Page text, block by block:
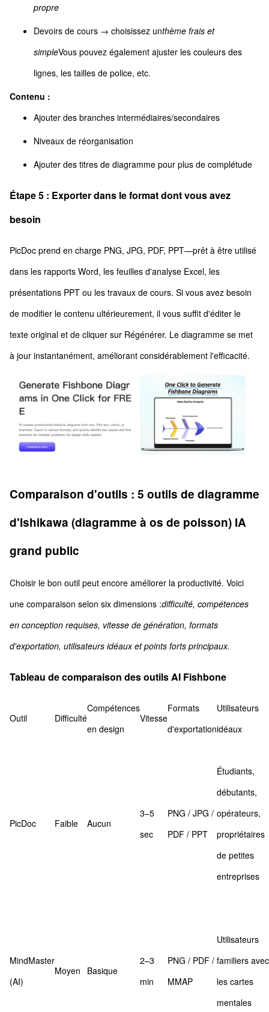
propre
Devoirs de cours → choisissez unthème frais et
simpleVous pouvez également ajuster les couleurs des
lignes, les tailles de police, etc.
Contenu :
Ajouter des branches intermédiaires/secondaires
Niveaux de réorganisation
Ajouter des titres de diagramme pour plus de complétude
Étape 5 : Exporter dans le format dont vous avez
besoin
PicDoc prend en charge PNG, JPG, PDF, PPT—prêt à être utilisé
dans les rapports Word, les feuilles d'analyse Excel, les
présentations PPT ou les travaux de cours. Si vous avez besoin
de modifier le contenu ultérieurement, il vous suffit d'éditer le
texte original et de cliquer sur Régénérer. Le diagramme se met
à jour instantanément, améliorant considérablement l'efficacité.
Comparaison d'outils : 5 outils de diagramme
d'Ishikawa (diagramme à os de poisson) IA
grand public
Choisir le bon outil peut encore améliorer la productivité. Voici
une comparaison selon six dimensions :difficulté, compétences
en conception requises, vitesse de génération, formats
d'exportation, utilisateurs idéaux et points forts principaux.
Tableau de comparaison des outils AI Fishbone
Outil Difficulté
Compétences
en design
Vitesse
Formats
d'exportation
Utilisateurs
idéaux
PicDoc Faible Aucun
3–5
sec
PNG / JPG /
PDF / PPT
Étudiants,
débutants,
opérateurs,
propriétaires
de petites
entreprises
MindMaster
(AI)
Moyen Basique
2–3
min
PNG / PDF /
MMAP
Utilisateurs
familiers avec
les cartes
mentales